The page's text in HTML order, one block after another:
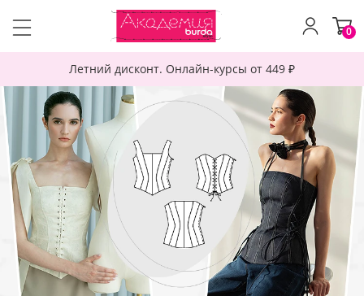
Летний дисконт. Онлайн-курсы от 449 ₽
0